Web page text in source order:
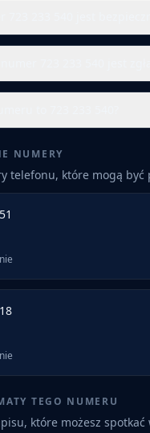
NUMERY
telefonu, które mogą
TEGO NUMERU
które możesz